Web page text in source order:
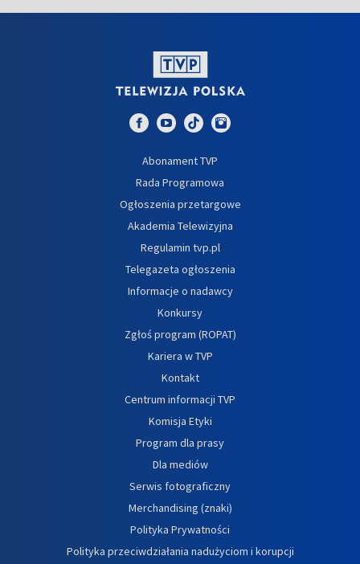
Abonament TVP
Rada Programowa
Ogłoszenia przetargowe
Akademia Telewizyjna
Regulamin tvp.pl
Telegazeta ogłoszenia
Informacje o nadawcy
Konkursy
Zgłoś program (ROPAT)
Kariera w TVP
Kontakt
Centrum informacji TVP
Komisja Etyki
Program dla prasy
Dla mediów
Serwis fotograficzny
Merchandising (znaki)
Polityka Prywatności
Polityka przeciwdziałania nadużyciom i korupcji